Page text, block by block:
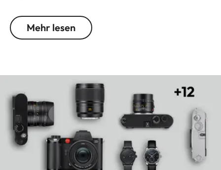
Fotografieren. Die ideale Wahl für alle, die mit
kleinem Gepäck unterwegs sein möchten.
aufwendige optische Konstruktion des Vario-
Elmarit-SL 1:2.8/24-70 ASPH. mit sechs
asphärischen Oberflächen garantiert. Die aus 11
Lamellen bestehenden Blende und eine perfekte
chromatische Korrektur sorgen für ein besonders
harmonisches Bokeh und grenzenlose
Gestaltungsmöglichkeiten. Für einen schnellen und
Mehr lesen